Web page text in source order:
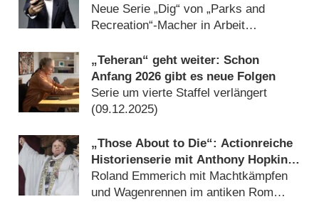
dabei
Neue Serie „Dig“ von „Parks and
Recreation“-Macher in Arbeit
„Teheran“ geht weiter: Schon
Anfang 2026 gibt es neue Folgen
Serie um vierte Staffel verlängert
(09.12.2025)
„Those About to Die“: Actionreiche
Historienserie mit Anthony Hopkins
findet Weg ins Free-TV
Roland Emmerich mit Machtkämpfen
und Wagenrennen im antiken Rom